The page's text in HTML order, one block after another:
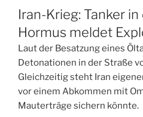
Iran-Krieg: Tanker
Hormus meldet
Laut der Besatzung eines
Detonationen in der Straße
Gleichzeitig steht Iran
vor einem Abkommen mit
Mauterträge sichern könnte.